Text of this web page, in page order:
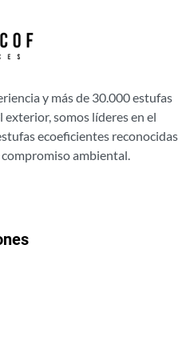
y más de 30.000 estufas
somos líderes en el
ecoeficientes reconocidas
ambiental.